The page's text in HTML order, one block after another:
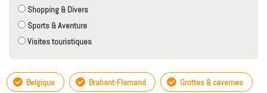
Shopping & Divers
Sports & Aventure
Visites touristiques
Belgique Brabant-Flamand Grottes & cavernes